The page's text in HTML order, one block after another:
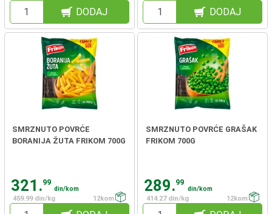
DODAJ DODAJ
SMRZNUTO POVRĆE
BORANIJA ŽUTA FRIKOM 700G
321.99
din/kom
459.99 din/kg
12kom
SMRZNUTO POVRĆE GRAŠAK
FRIKOM 700G
289.99
din/kom
414.27 din/kg
12kom